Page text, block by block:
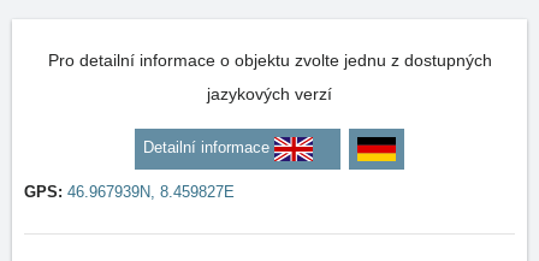
Pro detailní informace o objektu zvolte jednu z dostupných
jazykových verzí
Detailní informace
GPS: 46.967939N, 8.459827E